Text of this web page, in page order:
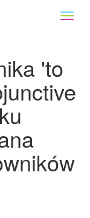
'to